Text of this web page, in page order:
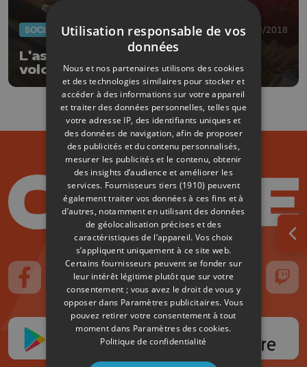
SOCIAL 11/09/2018
L'asbl Thermos cherche des
volontaires
Suivez-nous sur FaceBook
Suivez-nous sur Instagram
Suivez-nous sur TikTokSuivez-nous sur YouTube
Suivez-nous
Utilisation responsable de vos
données
Nous et nos partenaires utilisons des cookies
et des technologies similaires pour stocker et
accéder à des informations sur votre appareil
et traiter des données personnelles, telles que
votre adresse IP, des identifiants uniques et
des données de navigation, afin de proposer
des publicités et du contenu personnalisés,
mesurer les publicités et le contenu, obtenir
des insights d’audience et améliorer les
services. Fournisseurs tiers (1910) peuvent
également traiter vos données à ces fins et à
d’autres, notamment en utilisant des données
de géolocalisation précises et des
caractéristiques de l’appareil. Vos choix
s’appliquent uniquement à ce site web.
Certains fournisseurs peuvent se fonder sur
leur intérêt légitime plutôt que sur votre
consentement ; vous avez le droit de vous y
opposer dans Paramètres publicitaires. Vous
pouvez retirer votre consentement à tout
moment dans Paramètres des cookies.
Politique de confidentialité